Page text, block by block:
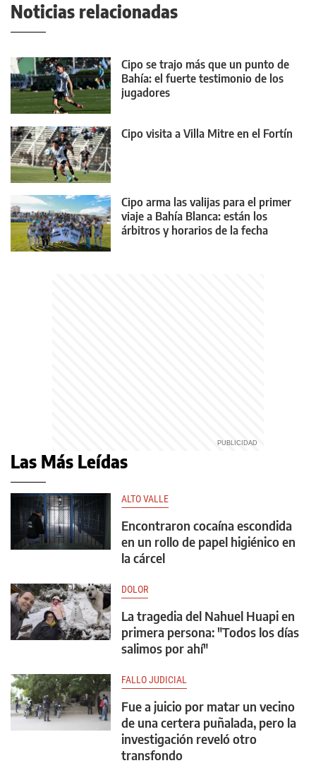
Noticias relacionadas
Cipo se trajo más que un punto de
Bahía: el fuerte testimonio de los
jugadores
Cipo visita a Villa Mitre en el Fortín
Cipo arma las valijas para el primer
viaje a Bahía Blanca: están los
árbitros y horarios de la fecha
Las Más Leídas
ALTO VALLE
Encontraron cocaína escondida
en un rollo de papel higiénico en
la cárcel
DOLOR
La tragedia del Nahuel Huapi en
primera persona: "Todos los días
salimos por ahí"
FALLO JUDICIAL
Fue a juicio por matar un vecino
de una certera puñalada, pero la
investigación reveló otro
transfondo